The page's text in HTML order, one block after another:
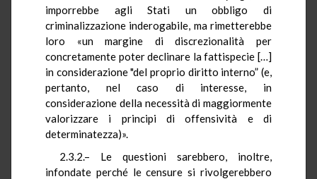
imporrebbe agli Stati un obbligo di
criminalizzazione inderogabile, ma rimetterebbe
loro «un margine di discrezionalità per
concretamente poter declinare la fattispecie […]
in considerazione "del proprio diritto interno” (e,
pertanto, nel caso di interesse, in
considerazione della necessità di maggiormente
valorizzare i principi di offensività e di
determinatezza)».
2.3.2.– Le questioni sarebbero, inoltre,
infondate perché le censure si rivolgerebbero